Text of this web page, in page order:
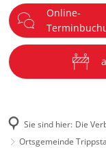
Menü
Online-
Sie sind hier: Die
Ortsgemeinde